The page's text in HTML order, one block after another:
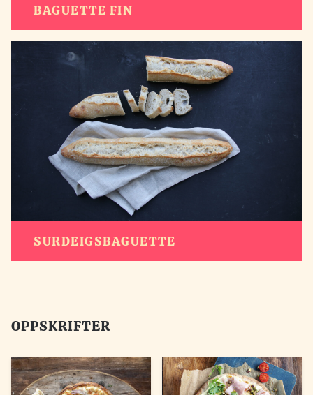
BAGUETTE FIN
SURDEIGSBAGUETTE
OPPSKRIFTER